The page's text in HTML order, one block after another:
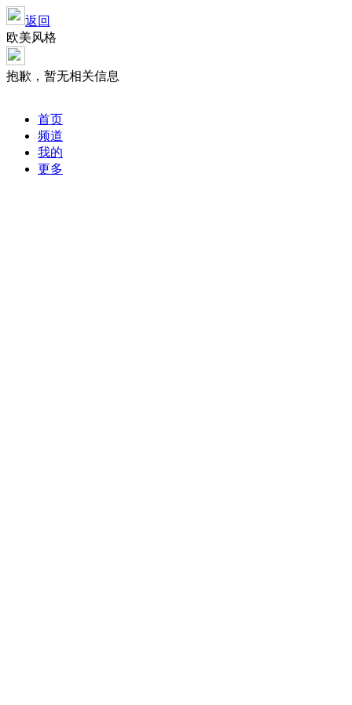
返回
欧美风格
抱歉，暂无相关信息
首页
频道
我的
更多